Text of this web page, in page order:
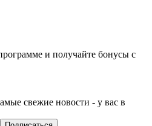
и получайте бонусы с
свежие новости - у вас в